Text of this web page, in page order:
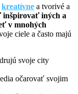
kreatívne a tvorivé a
inšpirovať iných a
v mnohých
ciele a často majú
svoje city
očarovať svojim